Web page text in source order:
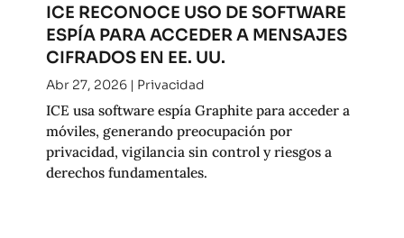
ICE RECONOCE USO DE SOFTWARE
ESPÍA PARA ACCEDER A MENSAJES
CIFRADOS EN EE. UU.
Abr 27, 2026| Privacidad
ICE usa software espía Graphite para acceder a
móviles, generando preocupación por
privacidad, vigilancia sin control y riesgos a
derechos fundamentales.